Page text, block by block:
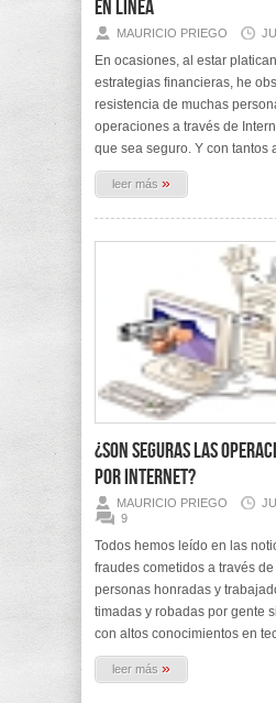
en línea
MAURICIO PRIEGO
En ocasiones, al estar
estrategias financieras, he
resistencia de muchas
operaciones a través de
que sea seguro. Y con tantos
leer más »
¿Son seguras las
por Internet?
MAURICIO PRIEGO
9
Todos hemos leído en las
fraudes cometidos a través
personas honradas y
timadas y robadas por gente
con altos conocimientos en
leer más »